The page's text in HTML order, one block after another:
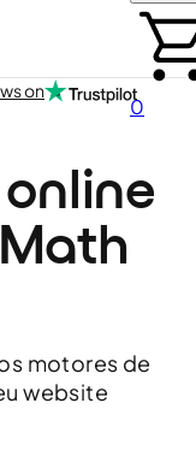
0
on
motores de
website